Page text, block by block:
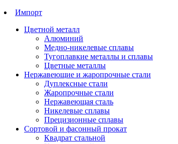
Импорт
Цветной металл
Алюминий
Медно-никелевые сплавы
Тугоплавкие металлы и сплавы
Цветные металлы
Нержавеющие и жаропрочные стали
Дуплексные стали
Жаропрочные стали
Нержавеющая сталь
Никелевые сплавы
Прецизионные сплавы
Сортовой и фасонный прокат
Квадрат стальной